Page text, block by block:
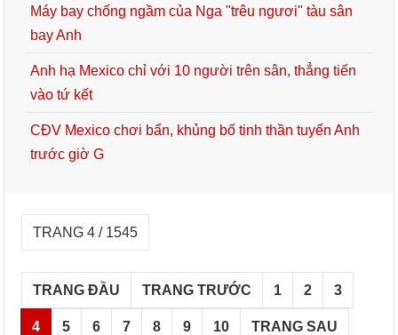
Máy bay chống ngầm của Nga "trêu ngươi" tàu sân
bay Anh
Anh hạ Mexico chỉ với 10 người trên sân, thẳng tiến
vào tứ kết
CĐV Mexico chơi bẩn, khủng bố tinh thần tuyển Anh
trước giờ G
TRANG 4 / 1545
TRANG ĐẦU TRANG TRƯỚC 1 2 3
4 5 6 7 8 9 10 TRANG SAU